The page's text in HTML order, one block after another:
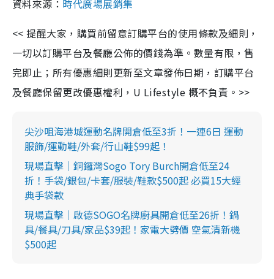
資料來源： 時代廣場展銷集
<< 提醒大家，購買前留意訂購平台的使用條款及細則，
一切以訂購平台及餐廳公佈的價錢為準。數量有限，售
完即止；所有優惠細則更新至文章發佈日期，訂購平台
及餐廳保留更改優惠權利，U Lifestyle 概不負責。>>
尖沙咀海港城運動名牌開倉低至3折！一連6日 運動
服飾/運動鞋/外套/行山鞋$99起！
現場直擊｜銅鑼灣Sogo Tory Burch開倉低至24
折！手袋/銀包/卡套/服裝/鞋款$500起 必買15大經
典手袋款
現場直擊｜啟德SOGO名牌廚具開倉低至26折！鍋
具/餐具/刀具/家品$39起！家電大劈價 空氣清新機
$500起